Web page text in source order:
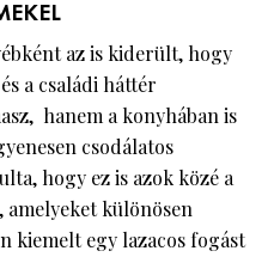
az is kiderült, hogy
a családi háttér
hanem a konyhában is
csodálatos
hogy ez is azok közé a
különösen
kiemelt egy lazacos fogást